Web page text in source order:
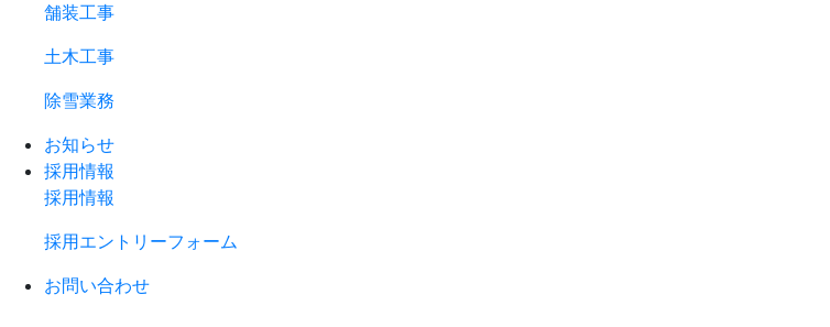
舗装工事
土木工事
除雪業務
お知らせ
採用情報
採用情報
採用エントリーフォーム
お問い合わせ